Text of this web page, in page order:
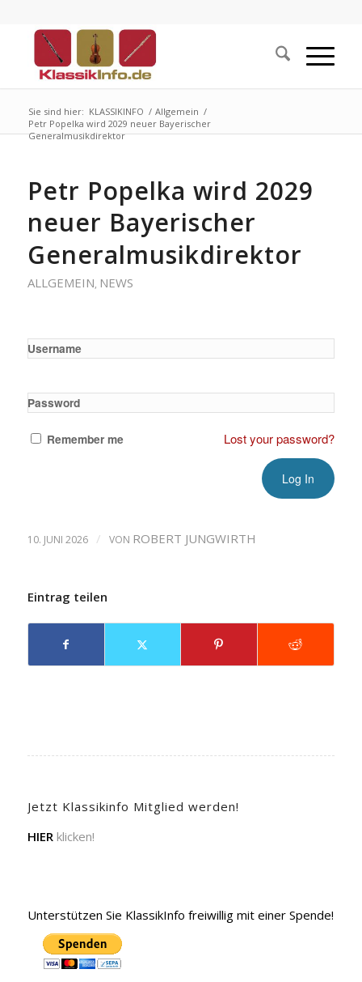
Sie sind hier: KLASSIKINFO / Allgemein /
Petr Popelka wird 2029 neuer Bayerischer
Generalmusikdirektor
Petr Popelka wird 2029
neuer Bayerischer
Generalmusikdirektor
ALLGEMEIN, NEWS
Username
Password
Remember me Lost your password?
10. JUNI 2026 / VON ROBERT JUNGWIRTH
Eintrag teilen
Jetzt Klassikinfo Mitglied werden!
HIER klicken!
Unterstützen Sie KlassikInfo freiwillig mit einer Spende!